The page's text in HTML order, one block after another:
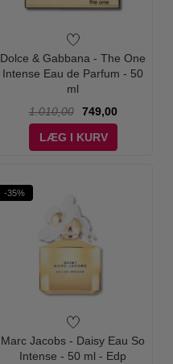
Dolce & Gabbana - The One
Intense Eau de Parfum - 50
ml
1.010,00
749,00
LÆG I KURV
-35%
Marc Jacobs - Daisy Eau So
Intense - 50 ml - Edp